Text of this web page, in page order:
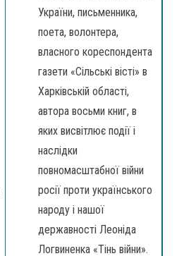
України, письменника,
поета, волонтера,
власного кореспондента
газети «Сільські вісті» в
Харківській області,
автора восьми книг, в
яких висвітлює події і
наслідки
повномасштабної війни
росії проти українського
народу і нашої
державності Леоніда
Логвиненка «Тінь війни».